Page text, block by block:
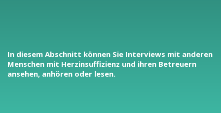
In diesem Abschnitt können Sie Interviews mit anderen
Menschen mit Herzinsuffizienz und ihren Betreuern
ansehen, anhören oder lesen.